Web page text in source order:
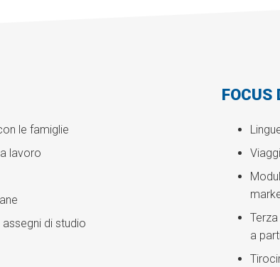
le famiglie
lavoro
di studio
FOCUS
a